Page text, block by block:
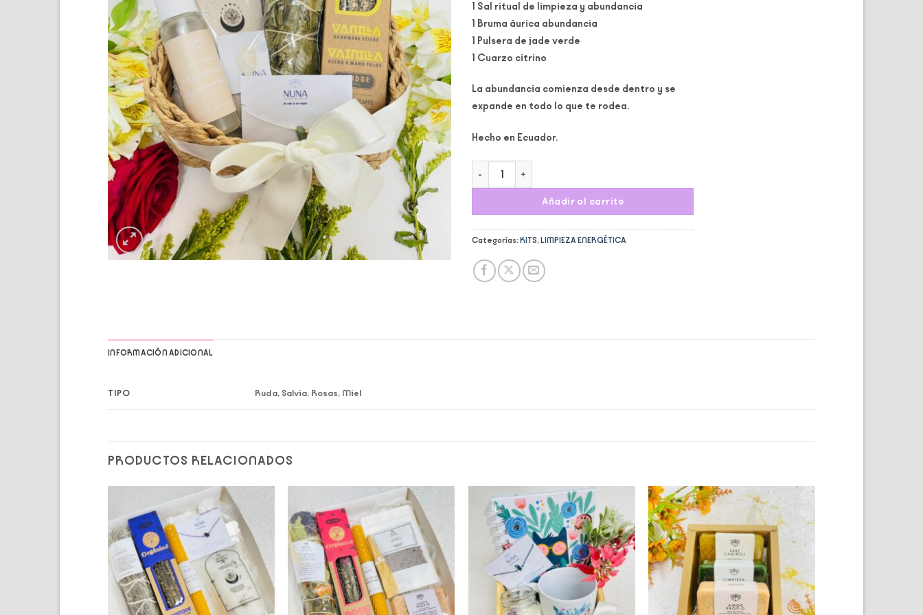
1 Sal ritual de limpieza y abundancia
1 Bruma áurica abundancia
1 Pulsera de jade verde
1 Cuarzo citrino
La abundancia comienza desde dentro y se
expande en todo lo que te rodea.
Hecho en Ecuador.
Añadir al carrito
Categorías: KITS, LIMPIEZA ENERGÉTICA
INFORMACIÓN ADICIONAL
TIPO Ruda, Salvia, Rosas, Miel
PRODUCTOS RELACIONADOS
Add to
wishlist
Add to
wishlist
Add to
wishlist
Add to